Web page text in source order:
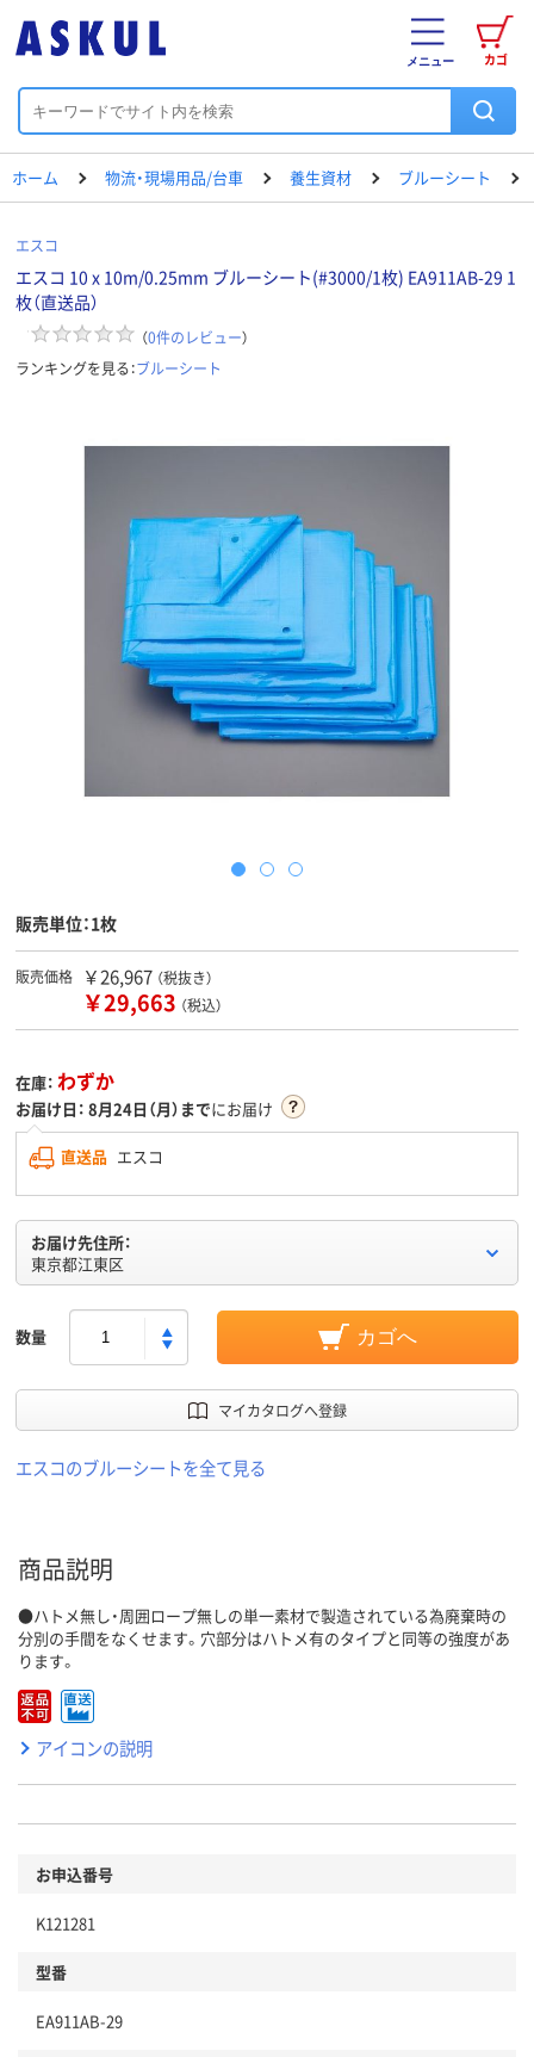
カゴ
メニュー
ホーム 物流・現場用品/台車 養生資材 ブルーシート
エスコ
エスコ 10 x 10m/0.25mm ブルーシート(#3000/1枚) EA911AB-29 1
枚（直送品）
（0件のレビュー）
ランキングを見る：ブルーシート
販売単位：1枚
販売価格 ￥26,967 （税抜き）
￥29,663 （税込）
在庫： わずか
お届け日： 8月24日（月）までにお届け
直送品 エスコ
お届け先住所：
東京都江東区
数量 カゴへ
マイカタログへ登録
エスコのブルーシートを全て見る
商品説明
●ハトメ無し・周囲ロープ無しの単一素材で製造されている為廃棄時の
分別の手間をなくせます。穴部分はハトメ有のタイプと同等の強度があ
ります。
アイコンの説明
お申込番号
K121281
型番
EA911AB-29